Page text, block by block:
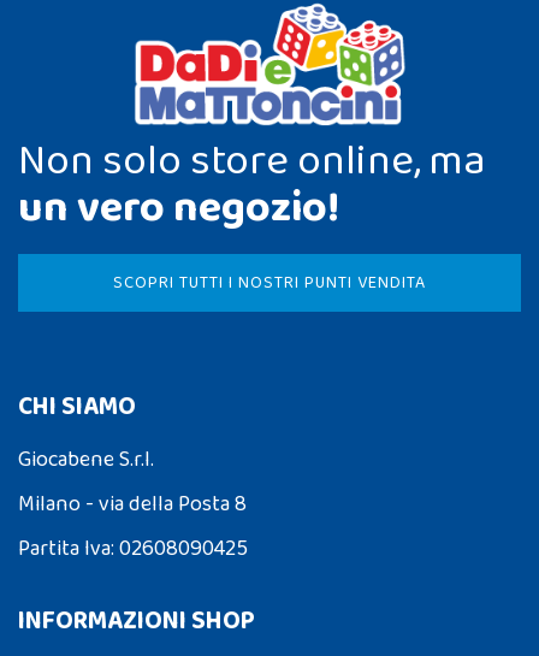
Non solo store online, ma
un vero negozio!
SCOPRI TUTTI I NOSTRI PUNTI VENDITA
CHI SIAMO
Giocabene S.r.l.
Milano - via della Posta 8
Partita Iva: 02608090425
INFORMAZIONI SHOP